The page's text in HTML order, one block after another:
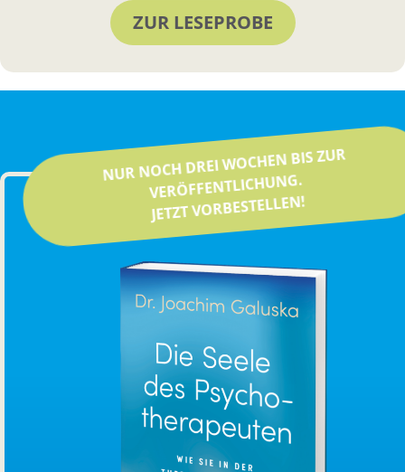
ZUR LESEPROBE
NUR NOCH DREI WOCHEN BIS ZUR
VERÖFFENTLICHUNG.
JETZT VORBESTELLEN!